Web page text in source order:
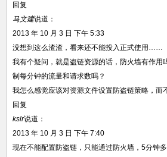
回复
马文建说道：
2013 年 10 月 3 日 下午 5:33
没想到这么渣渣，看来还不能投入正式使用……
我有个疑问，就是盗链资源的话，防火墙有作用
制每分钟的流量和请求数吗？
我怎么感觉应该对资源文件设置防盗链策略，而
回复
kslr说道：
2013 年 10 月 3 日 下午 7:40
现在不能配置防盗链，只能通过防火墙，5分钟